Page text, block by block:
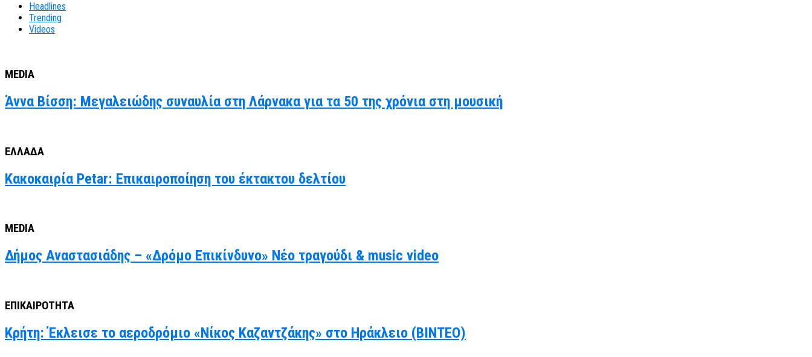
Headlines
Trending
Videos
MEDIA
Άννα Βίσση: Μεγαλειώδης συναυλία στη Λάρνακα για τα 50 της χρόνια στη μουσική
ΕΛΛΑΔΑ
Κακοκαιρία Petar: Επικαιροποίηση του έκτακτου δελτίου
MEDIA
Δήμος Αναστασιάδης – «Δρόμο Επικίνδυνο» Νέο τραγούδι & music video
ΕΠΙΚΑΙΡΟΤΗΤΑ
Κρήτη: Έκλεισε το αεροδρόμιο «Νίκος Καζαντζάκης» στο Ηράκλειο (ΒΙΝΤΕΟ)